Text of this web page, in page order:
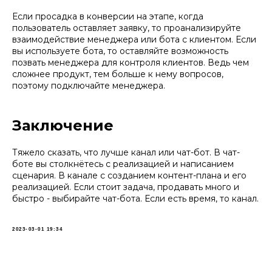
Если просадка в конверсии на этапе, когда
пользователь оставляет заявку, то проанализируйте
взаимодействие менеджера или бота с клиентом. Если
вы используете бота, то оставляйте возможность
позвать менеджера для контроля клиентов. Ведь чем
сложнее продукт, тем больше к нему вопросов,
поэтому подключайте менеджера.
Заключение
Тяжело сказать, что лучше канал или чат-бот. В чат-
боте вы столкнётесь с реализацией и написанием
сценария. В канале с созданием контент-плана и его
реализацией. Если стоит задача, продавать много и
быстро - выбирайте чат-бота. Если есть время, то канал.
2023-03-01 19:34